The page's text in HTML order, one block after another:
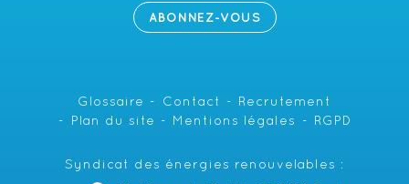
ABONNEZ-VOUS
Glossaire Contact
Recrutement
Plan du site
Mentions légales RGPD
Syndicat des énergies renouvelables :